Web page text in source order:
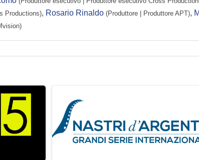
...
Alice
...
Maria
...
Mamma di Eleonora
Productions), Rosario Rinaldo (Produttore | Produttore APT),